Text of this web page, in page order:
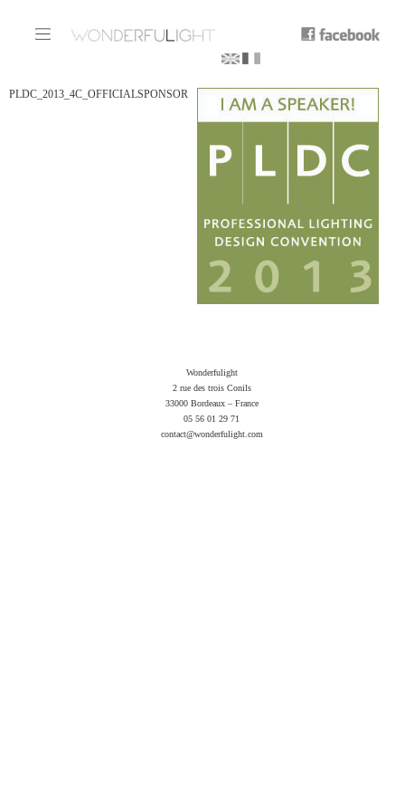
PLDC_2013_4C_OFFICIALSPONSOR
Wonderfulight
2 rue des trois Conils
33000 Bordeaux – France
05 56 01 29 71
contact@wonderfulight.com